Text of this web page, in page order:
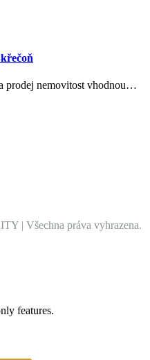
prodej nemovitost vhodnou…
| Všechna práva vyhrazena.
features.